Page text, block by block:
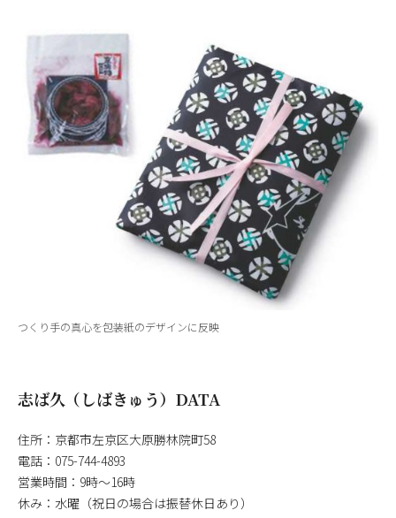
つくり手の真心を包装紙のデザインに反映
志ば久（しばきゅう）DATA
住所：京都市左京区大原勝林院町58
電話：075-744-4893
営業時間：9時～16時
休み：水曜（祝日の場合は振替休日あり）